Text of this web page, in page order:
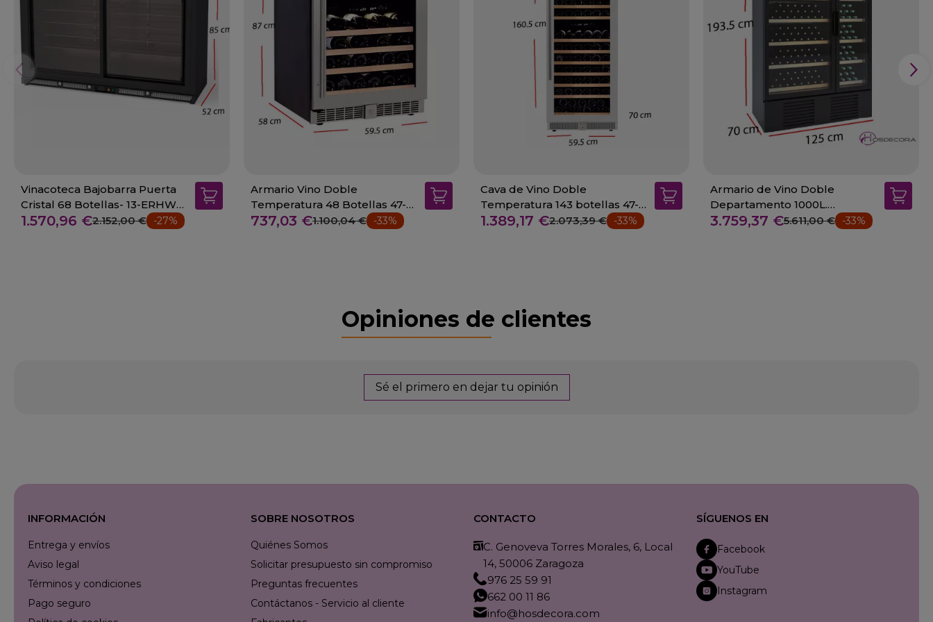
Vinacoteca Bajobarra Puerta
Cristal 68 Botellas- 13-ERHWS-
350-L
1.570,96 €2.152,00 € -27%
Armario Vino Doble
Temperatura 48 Botellas 47-
W-50
737,03 €1.100,04 € -33%
Cava de Vino Doble
Temperatura 143 botellas 47-
W-140
1.389,17 €2.073,39 € -33%
Armario de Vino Doble
Departamento 1000L.
-271+271W - 14-AGMW-125
3.759,37 €5.611,00 € -33%
Opiniones de clientes
Sé el primero en dejar tu opinión
INFORMACIÓN
Entrega y envíos
Aviso legal
Términos y condiciones
Pago seguro
SOBRE NOSOTROS
Quiénes Somos
Solicitar presupuesto sin compromiso
Preguntas frecuentes
Contáctanos - Servicio al cliente
CONTACTO
C. Genoveva Torres Morales, 6, Local
14, 50006 Zaragoza
976 25 59 91
662 00 11 86
info@hosdecora.com
SÍGUENOS EN
Facebook
YouTube
Instagram